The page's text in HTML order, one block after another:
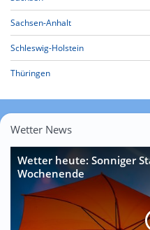
Sachsen-Anhalt
Schleswig-Holstein
Thüringen
Wetter News
Wetter heute: Sonniger
Wochenende